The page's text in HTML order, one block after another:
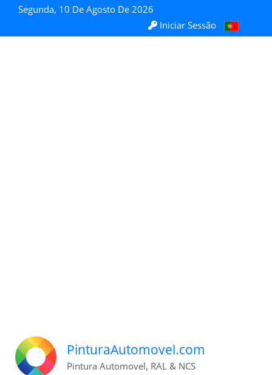
Segunda, 10 De Agosto De 2026
Iniciar Sessão
PinturaAutomovel.com
Pintura Automovel, RAL & NCS